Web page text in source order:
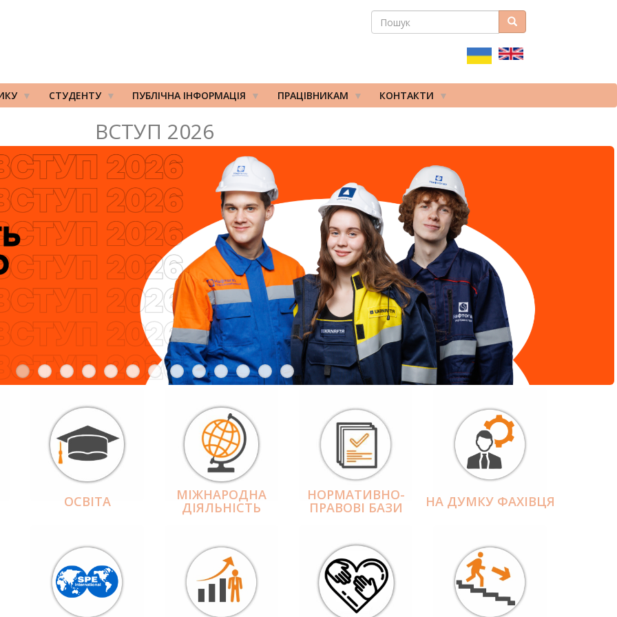
ПОШУКОВА
ПОШУК Пошук
СТУДЕНТУ ПУБЛІЧНА ІНФОРМАЦІЯ ПРАЦІВНИКАМ КОНТАКТИ
ВСТУП 2026
ОСВІТА МІЖНАРОДНА
ДІЯЛЬНІCТЬ
НОРМАТИВНО-
ПРАВОВІ БАЗИ НА ДУМКУ ФАХІВЦЯ